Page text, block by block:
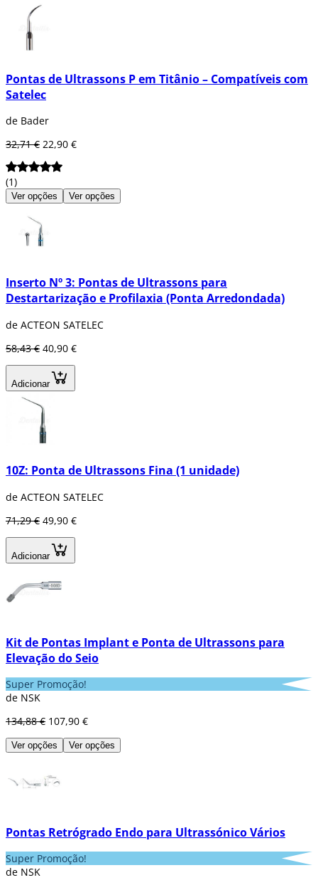
Pontas de Ultrassons P em Titânio – Compatíveis com
Satelec
de Bader
32,71 € 22,90 €
(1)
Ver opções Ver opções
Inserto Nº 3: Pontas de Ultrassons para
Destartarização e Profilaxia (Ponta Arredondada)
de ACTEON SATELEC
58,43 € 40,90 €
Adicionar
10Z: Ponta de Ultrassons Fina (1 unidade)
de ACTEON SATELEC
71,29 € 49,90 €
Adicionar
Kit de Pontas Implant e Ponta de Ultrassons para
Elevação do Seio
Super Promoção!
de NSK
134,88 € 107,90 €
Ver opções Ver opções
Pontas Retrógrado Endo para Ultrassónico Vários
Super Promoção!
de NSK